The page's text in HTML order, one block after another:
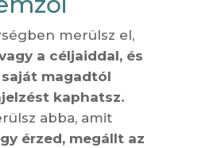
merülsz el,
a céljaiddal, és
magadtól
kaphatsz.
abba, amit
érzed, megállt az